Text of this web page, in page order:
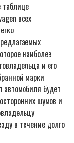
таблице
всех
наиболее
и его
марки
автомобиля будет
шумов и
в течение долго